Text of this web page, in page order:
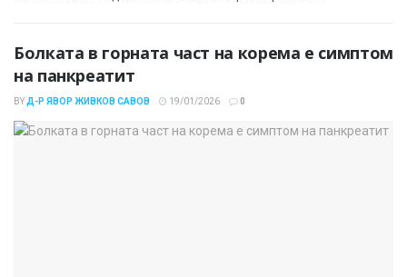
Болката в горната част на корема е симптом
на панкреатит
BY Д-Р ЯВОР ЖИВКОВ САВОВ 19/01/2026 0